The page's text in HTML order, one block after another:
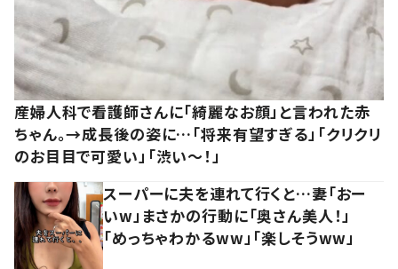
産婦人科で看護師さんに「綺麗なお顔」と言われた赤
ちゃん。→成長後の姿に…「将来有望すぎる」「クリクリ
のお目目で可愛い」「渋い～！」
スーパーに夫を連れて行くと…妻「おー
いw」まさかの行動に「奥さん美人！」
「めっちゃわかるww」「楽しそうww」